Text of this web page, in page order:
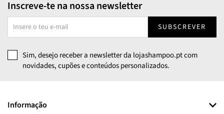
Inscreve-te na nossa newsletter
SUBSCREVER
Sim, desejo receber a newsletter da lojashampoo.pt com
novidades, cupões e conteúdos personalizados.
Informação